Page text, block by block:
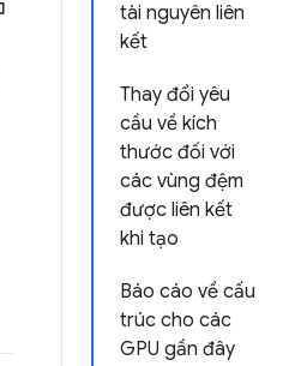
tài nguyên liên
kết
Thay đổi yêu
cầu về kích
thước đối với
các vùng đệm
được liên kết
khi tạo
Báo cáo về cấu
trúc cho các
GPU gần đây